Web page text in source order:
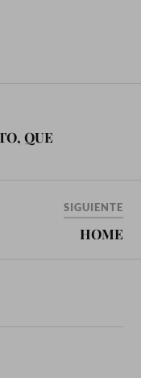
QUE
SIGUIENTE
HOME